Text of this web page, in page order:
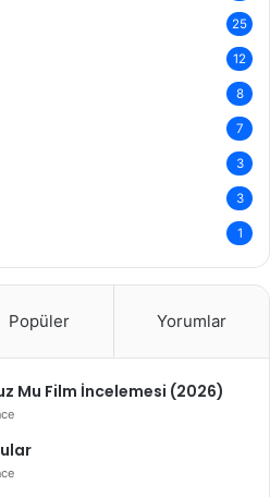
25
12
8
7
3
3
1
Popüler Yorumlar
Mu Film İncelemesi (2026)